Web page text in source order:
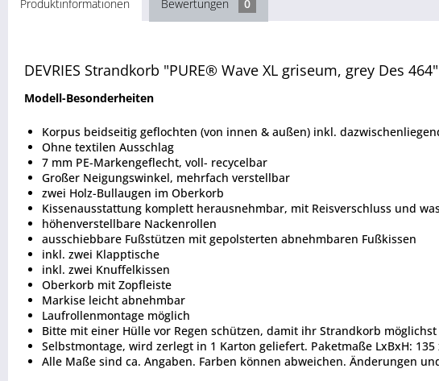
Produktinformationen Bewertungen 0
DEVRIES Strandkorb "PURE® Wave XL griseum, grey Des 464"
Modell-Besonderheiten
Korpus beidseitig geflochten (von innen & außen) inkl.
Ohne textilen Ausschlag
7 mm PE-Markengeflecht, voll- recycelbar
Großer Neigungswinkel, mehrfach verstellbar
zwei Holz-Bullaugen im Oberkorb
Kissenausstattung komplett herausnehmbar, mit Reisverschluss und
höhenverstellbare Nackenrollen
ausschiebbare Fußstützen mit gepolsterten abnehmbaren Fußkissen
inkl. zwei Klapptische
inkl. zwei Knuffelkissen
Oberkorb mit Zopfleiste
Markise leicht abnehmbar
Laufrollenmontage möglich
Bitte mit einer Hülle vor Regen schützen, damit ihr Strandkorb
Selbstmontage, wird zerlegt in 1 Karton geliefert. Paketmaße LxBxH: 135
Alle Maße sind ca. Angaben. Farben können abweichen. Änderungen